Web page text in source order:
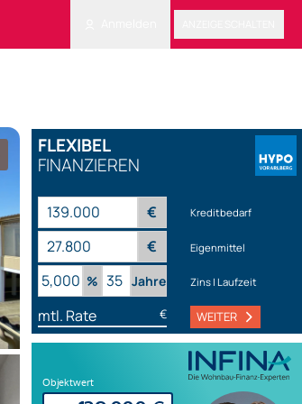
FLEXIBEL
FINANZIEREN
€ Kreditbedarf
€ Eigenmittel
% Jahre Zins | Laufzeit
mtl. Rate € WEITER